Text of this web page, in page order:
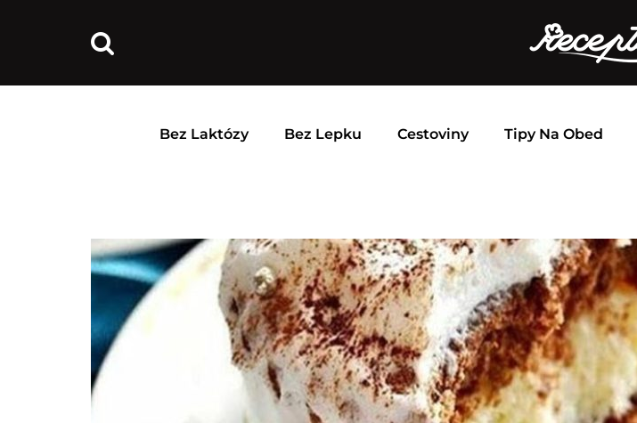
Bez Laktózy Bez Lepku Cestoviny Tipy Na Obed